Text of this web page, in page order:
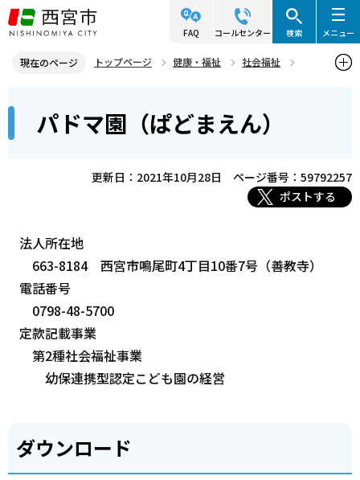
こ
の
ジ
先
FAQ コールセンター 検索 メニュー
現在のページ トップページ 健康・福祉
社会福祉
こ
パドマ園（ぱどまえん）
更新日：2021年10月28日
ページ番号：59792257
ポストする
法人所在地
663-8184 西宮市鳴尾町4丁目10番7号（善教寺）
電話番号
0798-48-5700
定款記載事業
第2種社会福祉事業
幼保連携型認定こども園の経営
ダウンロード